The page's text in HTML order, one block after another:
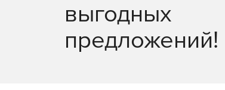
выгодных
предложений!